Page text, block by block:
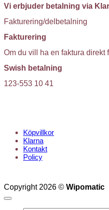
Vi erbjuder betalning via
Fakturering/delbetalning
Fakturering
Om du vill ha en faktura direkt
Swish betalning
123-553 10 41
Köpvillkor
Klarna
Kontakt
Policy
Copyright 2026 © Wipomatic